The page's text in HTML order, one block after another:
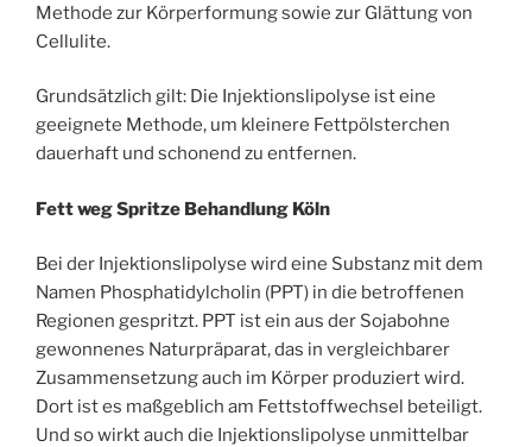
Methode zur Körperformung sowie zur Glättung von
Cellulite.
Grundsätzlich gilt: Die Injektionslipolyse ist eine
geeignete Methode, um kleinere Fettpölsterchen
dauerhaft und schonend zu entfernen.
Fett weg Spritze Behandlung Köln
Bei der Injektionslipolyse wird eine Substanz mit dem
Namen Phosphatidylcholin (PPT) in die betroffenen
Regionen gespritzt. PPT ist ein aus der Sojabohne
gewonnenes Naturpräparat, das in vergleichbarer
Zusammensetzung auch im Körper produziert wird.
Dort ist es maßgeblich am Fettstoffwechsel beteiligt.
Und so wirkt auch die Injektionslipolyse unmittelbar